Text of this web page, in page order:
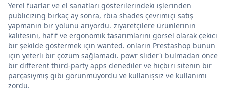
Yerel fuarlar ve el sanatları gösterilerindeki işlerinden
publicizing birkaç ay sonra, rbia shades çevrimiçi satış
yapmanın bir yolunu arıyordu. ziyaretçilere ürünlerinin
kalitesini, hafif ve ergonomik tasarımlarını görsel olarak çekici
bir şekilde göstermek için wanted. onların Prestashop bunun
için yeterli bir çözüm sağlamadı. powr slider'ı bulmadan önce
bir different third-party apps denediler ve hiçbiri sitenin bir
parçasıymış gibi görünmüyordu ve kullanışsız ve kullanımı
zordu.